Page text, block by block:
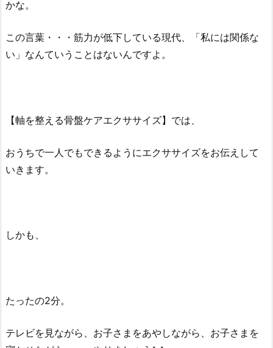
かな。
この言葉・・・筋力が低下している現代、「私には関係な
い」なんていうことはないんですよ。
【軸を整える骨盤ケアエクササイズ】では、
おうちで一人でもできるようにエクササイズをお伝えして
いきます。
しかも、
たったの2分。
テレビを見ながら、お子さまをあやしながら、お子さまを